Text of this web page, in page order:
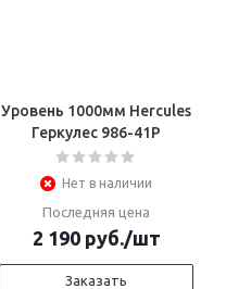
Уровень 1000мм Hercules
Геркулес 986-41Р
Нет в наличии
Последняя цена
2 190руб./шт
Заказать